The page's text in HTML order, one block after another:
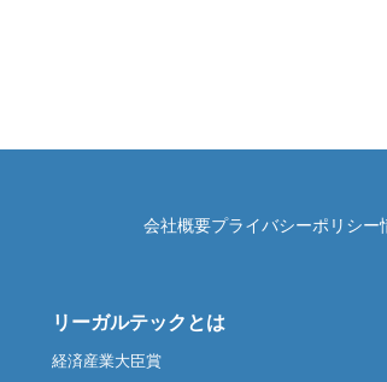
会社概要プライバシーポリシー
リーガルテックとは
経済産業大臣賞